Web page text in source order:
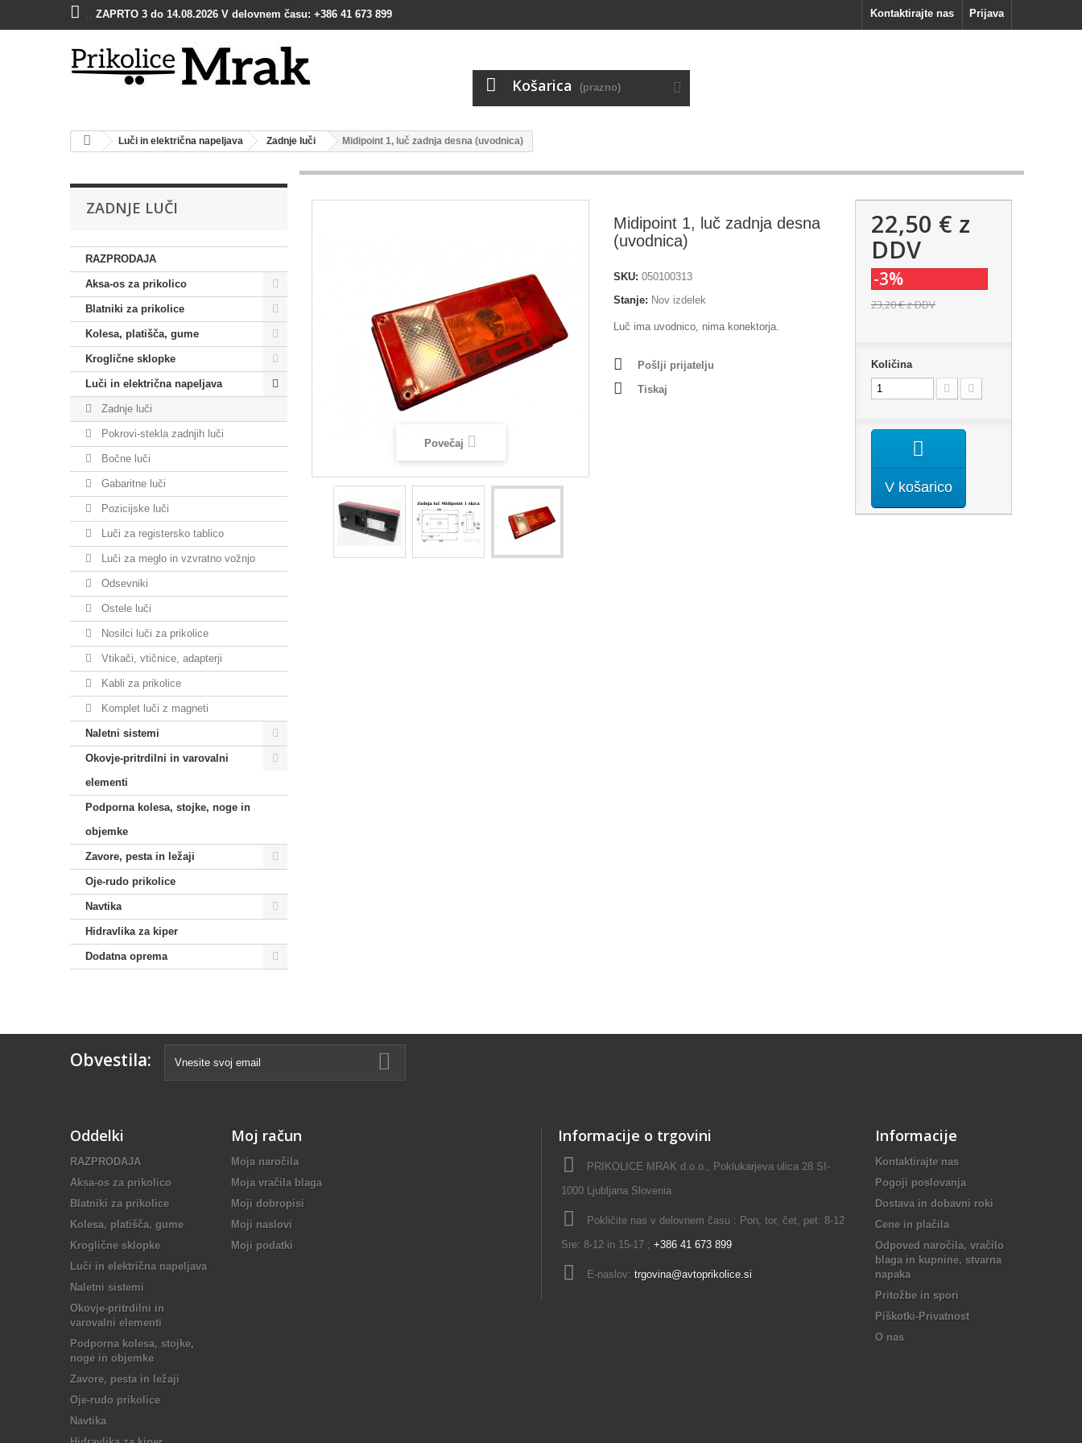
Prijava
Kontaktirajte nas
.. ZAPRTO 3 do 14.08.2026 V delovnem času: +386 41 673 899
Košarica (prazno)
Luči in električna napeljava Zadnje luči Midipoint 1, luč zadnja desna (uvodnica)
ZADNJE LUČI
RAZPRODAJA
Aksa-os za prikolico
Blatniki za prikolice
Kolesa, platišča, gume
Kroglične sklopke
Luči in električna napeljava
Zadnje luči
Pokrovi-stekla zadnjih luči
Bočne luči
Gabaritne luči
Pozicijske luči
Luči za registersko tablico
Luči za meglo in vzvratno vožnjo
Odsevniki
Ostele luči
Nosilci luči za prikolice
Vtikači, vtičnice, adapterji
Kabli za prikolice
Komplet luči z magneti
Naletni sistemi
Okovje-pritrdilni in varovalni
elementi
Podporna kolesa, stojke, noge in
objemke
Zavore, pesta in ležaji
Oje-rudo prikolice
Navtika
Hidravlika za kiper
Dodatna oprema
Povečaj
Midipoint 1, luč zadnja desna
(uvodnica)
SKU: 050100313
Stanje: Nov izdelek
Luč ima uvodnico, nima konektorja.
Pošlji prijatelju
Tiskaj
22,50 € z
DDV
-3%
23,20 €z DDV
Količina
V košarico
Obvestila:
Oddelki
RAZPRODAJA
Aksa-os za prikolico
Blatniki za prikolice
Kolesa, platišča, gume
Kroglične sklopke
Luči in električna napeljava
Naletni sistemi
Okovje-pritrdilni in
varovalni elementi
Podporna kolesa, stojke,
noge in objemke
Zavore, pesta in ležaji
Oje-rudo prikolice
Navtika
Moj račun
Moja naročila
Moja vračila blaga
Moji dobropisi
Moji naslovi
Moji podatki
Informacije o trgovini
PRIKOLICE MRAK d.o.o., Poklukarjeva ulica 28 SI-
1000 Ljubljana Slovenia
Pokličite nas v delovnem času : Pon, tor, čet, pet: 8-12
Sre: 8-12 in 15-17 ; +386 41 673 899
E-naslov: trgovina@avtoprikolice.si
Informacije
Kontaktirajte nas
Pogoji poslovanja
Dostava in dobavni roki
Cene in plačila
Odpoved naročila, vračilo
blaga in kupnine, stvarna
napaka
Pritožbe in spori
Piškotki-Privatnost
O nas